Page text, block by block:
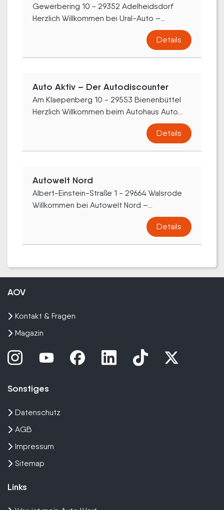
Gewerbering 10 - 29352 Adelheidsdorf
Herzlich Willkommen bei Ural-Auto –...
Details
Auto Aktiv – Der Autodiscounter
Am Klaepenberg 10 - 29553 Bienenbüttel
Herzlich Willkommen beim Autohaus Auto...
Details
Autowelt Nord
Albert-Einstein-Straße 1 - 29664 Walsrode
Willkommen bei Autowelt Nord –...
Details
AOV
Kontakt & Fragen
Magazin
Sonstiges
Datenschutz
AGB
Impressum
Sitemap
Links